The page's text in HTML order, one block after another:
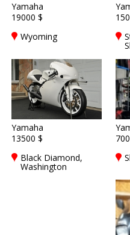
Yamaha
19000 $
Wyoming
Yamaha
13500 $
Black Diamond,
Washington